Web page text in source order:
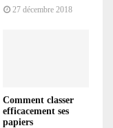
27 décembre 2018
Comment classer
efficacement ses
papiers